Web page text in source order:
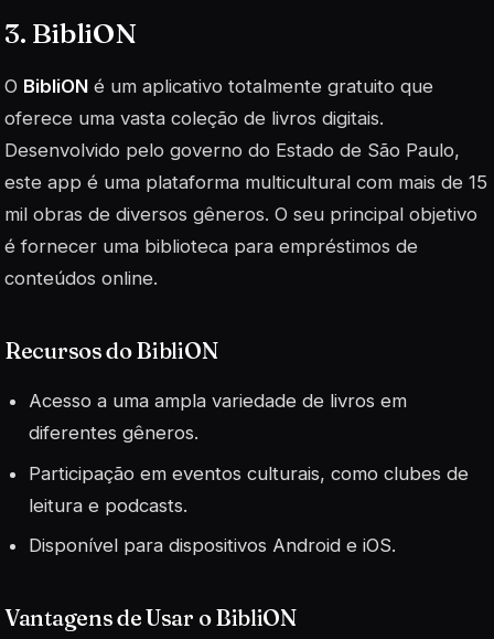
3. BibliON
O BibliON é um aplicativo totalmente gratuito que
oferece uma vasta coleção de livros digitais.
Desenvolvido pelo governo do Estado de São Paulo,
este app é uma plataforma multicultural com mais de 15
mil obras de diversos gêneros. O seu principal objetivo
é fornecer uma biblioteca para empréstimos de
conteúdos online.
Recursos do BibliON
Acesso a uma ampla variedade de livros em
diferentes gêneros.
Participação em eventos culturais, como clubes de
leitura e podcasts.
Disponível para dispositivos Android e iOS.
Vantagens de Usar o BibliON